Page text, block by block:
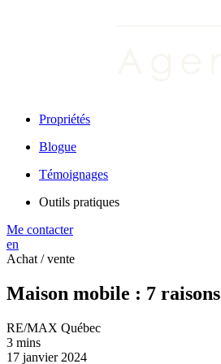
Propriétés
Blogue
Témoignages
Outils pratiques
Me contacter
en
Achat / vente
Maison mobile : 7
RE/MAX Québec
3 mins
17 janvier 2024